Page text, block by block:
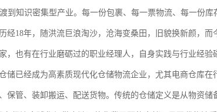
到知识密集型产业。每一份包裹、每一票物流、每一份库
经18年，随洪流巨浪淘沙，沧海变桑田，旧貌换新颜，而
，也有在行业磨砺过的职业经理人，自身实践与行业经验
已经成为高素质现代化仓储物流企业，尤其电商仓库在
保管、装卸搬运、配送货物。传统的仓储定义是从物资储